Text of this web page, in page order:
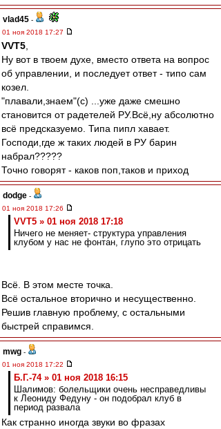
vlad45 -
01 ноя 2018 17:27
VVT5
Ну вот в твоем духе, вместо ответа на вопрос
об управлении, и последует ответ - типо сам
козел.
"плавали,знаем"(с) ...уже даже смешно
становится от радетелей РУ.Всё,ну абсолютно
всё предсказуемо. Типа пипл хавает.
Господи,где ж таких людей в РУ барин
набрал?????
Точно говорят - каков поп,таков и приход
dodge -
01 ноя 2018 17:26
VVT5 » 01 ноя 2018 17:18
Ничего не меняет- структура управления
клубом у нас не фонтан, глупо это отрицать
Всё. В этом месте точка.
Всё остальное вторично и несущественно.
Решив главную проблему, с остальными
быстрей справимся.
mwg -
01 ноя 2018 17:22
Б.Г.-74 » 01 ноя 2018 16:15
Шалимов: болельщики очень несправедливы
к Леониду Федуну - он подобрал клуб в
период развала
Как странно иногда звуки во фразах